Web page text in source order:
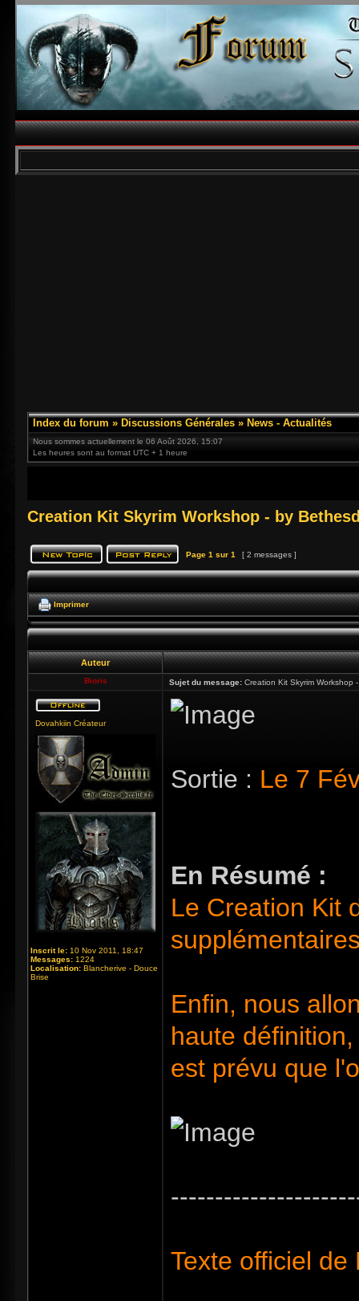
Index du forum » Discussions Générales » News - Actualités
Nous sommes actuellement le 06 Août 2026, 15:07
Les heures sont au format UTC + 1 heure
Creation Kit Skyrim Workshop - by
Page 1 sur 1 [ 2 messages ]
Imprimer
Auteur
Bioris Sujet du message: Creation Kit Skyrim Workshop
Dovahkiin Créateur
Inscrit le: 10 Nov 2011, 18:47
Messages: 1224
Localisation: Blancherive - Douce
Brise
Sortie : Le 7
En Résumé :
Le Creation Kit
Enfin, nous
haute
est prévu que
Texte officiel de